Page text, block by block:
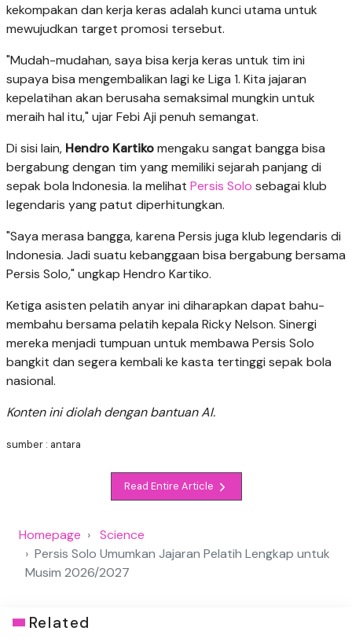
kekompakan dan kerja keras adalah kunci utama untuk
mewujudkan target promosi tersebut.
"Mudah-mudahan, saya bisa kerja keras untuk tim ini
supaya bisa mengembalikan lagi ke Liga 1. Kita jajaran
kepelatihan akan berusaha semaksimal mungkin untuk
meraih hal itu," ujar Febi Aji penuh semangat.
Di sisi lain, Hendro Kartikomengaku sangat bangga bisa
bergabung dengan tim yang memiliki sejarah panjang di
sepak bola Indonesia. Ia melihat Persis Solo sebagai klub
legendaris yang patut diperhitungkan.
"Saya merasa bangga, karena Persis juga klub legendaris di
Indonesia. Jadi suatu kebanggaan bisa bergabung bersama
Persis Solo," ungkap Hendro Kartiko.
Ketiga asisten pelatih anyar ini diharapkan dapat bahu-
membahu bersama pelatih kepala Ricky Nelson. Sinergi
mereka menjadi tumpuan untuk membawa Persis Solo
bangkit dan segera kembali ke kasta tertinggi sepak bola
nasional.
Konten ini diolah dengan bantuan AI.
sumber : antara
Read Entire Article
Homepage
Science
Persis Solo Umumkan Jajaran Pelatih Lengkap untuk
Musim 2026/2027
Related